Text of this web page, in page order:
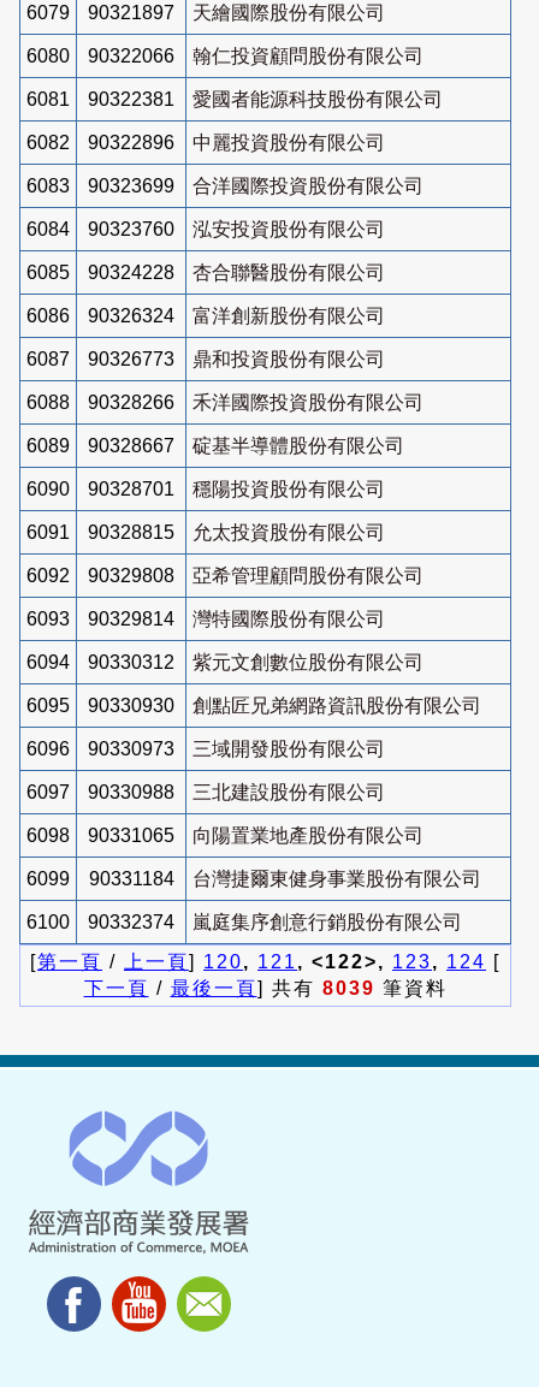
6079 90321897 天繪國際股份有限公司
6080 90322066 翰仁投資顧問股份有限公司
6081 90322381 愛國者能源科技股份有限公司
6082 90322896 中麗投資股份有限公司
6083 90323699 合洋國際投資股份有限公司
6084 90323760 泓安投資股份有限公司
6085 90324228 杏合聯醫股份有限公司
6086 90326324 富洋創新股份有限公司
6087 90326773 鼎和投資股份有限公司
6088 90328266 禾洋國際投資股份有限公司
6089 90328667 碇基半導體股份有限公司
6090 90328701 穩陽投資股份有限公司
6091 90328815 允太投資股份有限公司
6092 90329808 亞希管理顧問股份有限公司
6093 90329814 灣特國際股份有限公司
6094 90330312 紫元文創數位股份有限公司
6095 90330930 創點匠兄弟網路資訊股份有限公司
6096 90330973 三域開發股份有限公司
6097 90330988 三北建設股份有限公司
6098 90331065 向陽置業地產股份有限公司
6099 90331184 台灣捷爾東健身事業股份有限公司
6100 90332374
嵐庭集序創意行銷股份有限公司
[第一頁 / 上一頁] 120, 121 , <122>, 123, 124 [
下一頁 / 最後一頁] 共有 8039 筆資料